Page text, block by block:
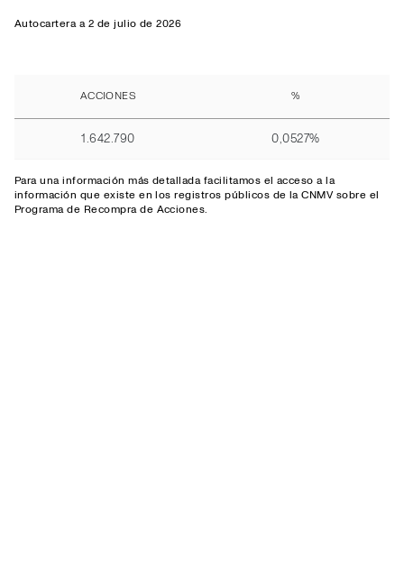
Autocartera a 2 de julio de 2026
ACCIONES %
1.642.790 0,0527%
Para una información más detallada facilitamos el accesoa la
información que existe en los registros públicos de la CNMV sobre el
Programa de Recompra de Acciones.